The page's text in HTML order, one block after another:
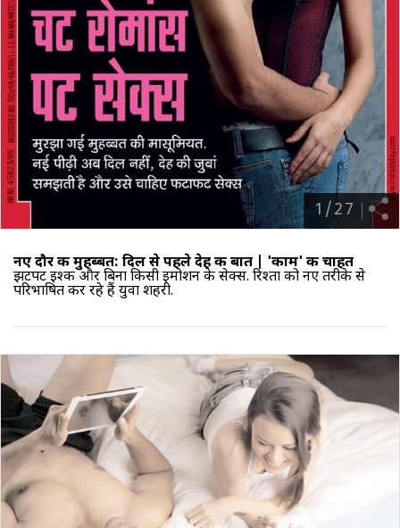
1 /27
नए दौर की मुहब्बत: दिल से पहले देह की बात | 'काम' की चाहत
झटपट इश्क और बिना किसी इमोशन के सेक्स. रिश्तों को नए तरीके से
परिभाषित कर रहे हैं युवा शहरी.